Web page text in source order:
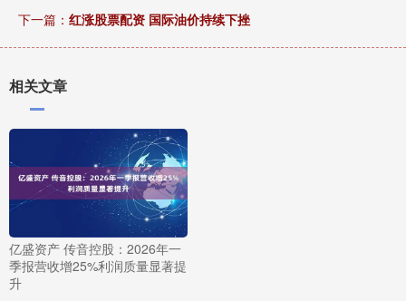
下一篇： 红涨股票配资 国际油价持续下挫
相关文章
亿盛资产 传音控股：2026年一
季报营收增25%利润质量显著提
升